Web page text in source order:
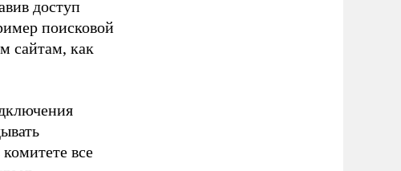
доступ
поисковой
сайтам, как
все